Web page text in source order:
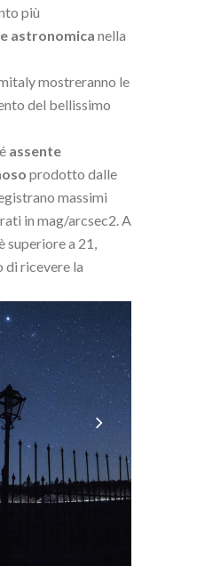
più
astronomica nella
mostreranno le
del bellissimo
assente
prodotto dalle
massimi
in mag/arcsec2. A
superiore a 21,
di ricevere la